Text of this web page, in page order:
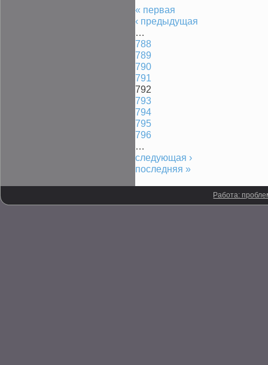
« первая
‹ предыдущая
…
788
789
790
791
792
793
794
795
796
…
следующая ›
последняя »
Работа: